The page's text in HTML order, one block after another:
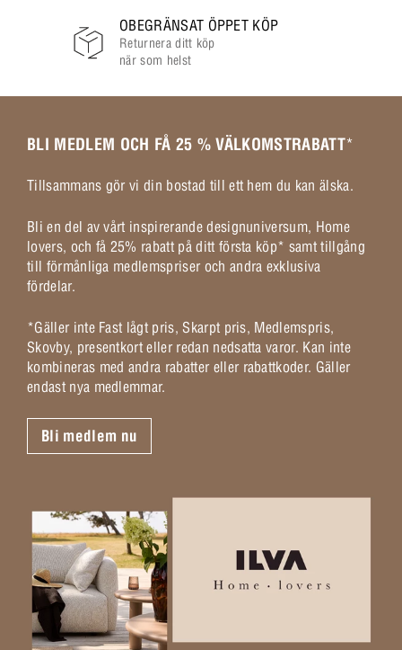
OBEGRÄNSAT ÖPPET KÖP
Returnera ditt köp
när som helst
BLI MEDLEM OCH FÅ 25 % VÄLKOMSTRABATT*
Tillsammans gör vi din bostad till ett hem du kan älska.
Bli en del av vårt inspirerande designuniversum, Home
lovers, och få 25% rabatt på ditt första köp* samt tillgång
till förmånliga medlemspriser och andra exklusiva
fördelar.
*Gäller inte Fast lågt pris, Skarpt pris, Medlemspris,
Skovby, presentkort eller redan nedsatta varor. Kan inte
kombineras med andra rabatter eller rabattkoder. Gäller
endast nya medlemmar.
Bli medlem nu